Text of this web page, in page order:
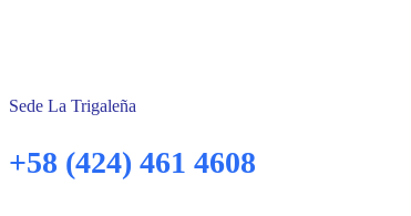
Sede La Trigaleña
+58 (424) 461 4608